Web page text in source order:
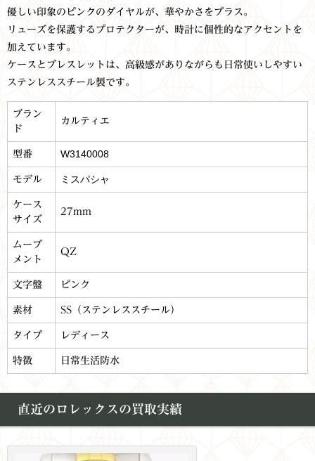
優しい印象のピンクのダイヤルが、華やかさをプラス。
リューズを保護するプロテクターが、時計に個性的なアクセントを
加えています。
ケースとブレスレットは、高級感がありながらも日常使いしやすい
ステンレススチール製です。
ブラン
ド
カルティエ
型番 W3140008
モデル ミスパシャ
ケース
サイズ
27mm
ムーブ
メント
QZ
文字盤 ピンク
素材 SS（ステンレススチール）
タイプ レディース
特徴 日常生活防水
直近のロレックスの買取実績